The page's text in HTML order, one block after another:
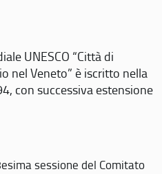
UNESCO “Città di
nel Veneto” è iscritto nella
con successiva estensione
sessione del Comitato